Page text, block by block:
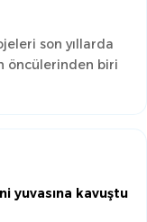
son yıllarda
öncülerinden biri
yuvasına kavuştu